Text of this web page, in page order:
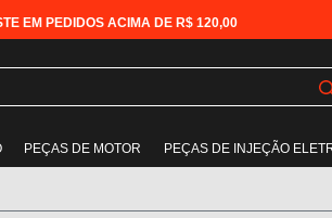
EM PEDIDOS ACIMA DE R$ 120,00
PEÇAS DE MOTOR PEÇAS DE INJEÇÃO